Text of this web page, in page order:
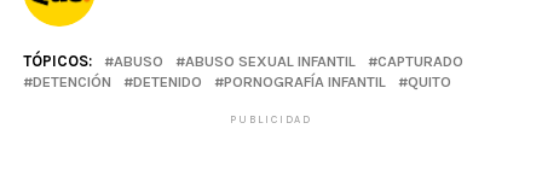
TÓPICOS: ABUSO ABUSO SEXUAL INFANTIL
CAPTURADO
DETENCIÓN
DETENIDO PORNOGRAFÍA INFANTIL QUITO
PUBLICIDAD